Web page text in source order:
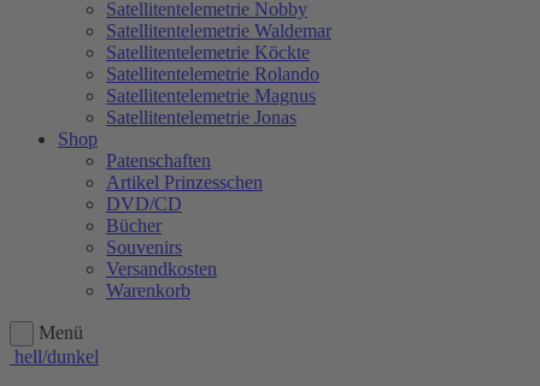
Satellitentelemetrie Nobby
Satellitentelemetrie Waldemar
Satellitentelemetrie Köckte
Satellitentelemetrie Rolando
Satellitentelemetrie Magnus
Satellitentelemetrie Jonas
Shop
Patenschaften
Artikel Prinzesschen
DVD/CD
Bücher
Souvenirs
Versandkosten
Warenkorb
Menü
hell/dunkel